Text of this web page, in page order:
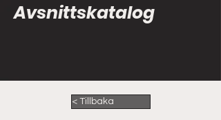
Avsnittskatalog
< Tillbaka